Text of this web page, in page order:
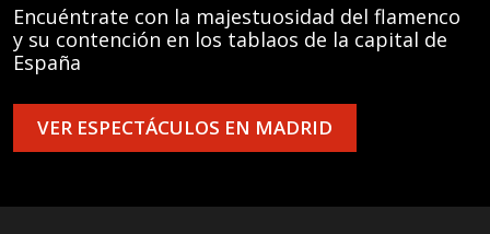
Encuéntrate con la majestuosidad del flamenco
y su contención en los tablaos de la capital de
España
VER ESPECTÁCULOS EN MADRID